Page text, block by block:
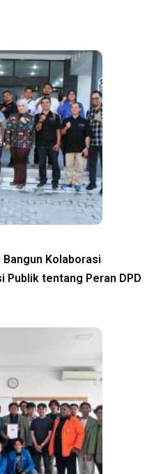
Bangun Kolaborasi
Publik tentang Peran DPD